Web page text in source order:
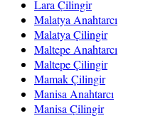
Lara Çilingir
Malatya Anahtarcı
Malatya Çilingir
Maltepe Anahtarcı
Maltepe Çilingir
Mamak Çilingir
Manisa Anahtarcı
Manisa Çilingir